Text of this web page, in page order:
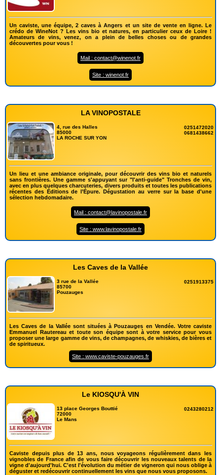
Un caviste, une équipe, 2 caves à Angers et un site de vente en ligne. Le
crédo de WineNot ? Les vins bio et natures, en particulier ceux de Loire !
Amateurs de vins, venez, on a plein de belles choses ou de grandes
découvertes pour vous !
Mail : contact@winenot.fr
Site : winenot.fr
LA VINOPOSTALE
4, rue des Halles
85000
LA ROCHE SUR YON
0251472020
0681438662
Un lieu et une ambiance originale, pour découvrir des vins bio et naturels
sans frontières. Une gamme s'appuyant sur "l'anti-guide" Tronches de vin,
avec en plus quelques charcuteries, divers produits et toutes les publications
récentes des Éditions de l’Épure. Dégustation au verre sur la base d'une
sélection hebdomadaire.
Mail : contact@lavinopostale.fr
Site : www.lavinopostale.fr
Les Caves de la Vallée
3 rue de la Vallée
85700
Pouzauges
0251913375
Les Caves de la Vallée sont situées à Pouzauges en Vendée. Votre caviste
Emmanuel Rautereau et toute son équipe sont à votre service pour vous
proposer une large gamme de vins, de champagnes, de whiskies, de bières et
de spiritueux.
Site : www.caviste-pouzauges.fr
Le KIOSQU'À VIN
13 place Georges Bouttié
72000
Le Mans
0243280212
Caviste depuis plus de 13 ans, nous voyageons régulièrement dans les
vignobles de France afin de vous faire découvrir les nouveaux talents de la
vigne d'aujourd'hui. C'est l'évolution du métier de vigneron qui nous oblige à
déguster et redécouvrir continuellement les vins que nous vous proposons.